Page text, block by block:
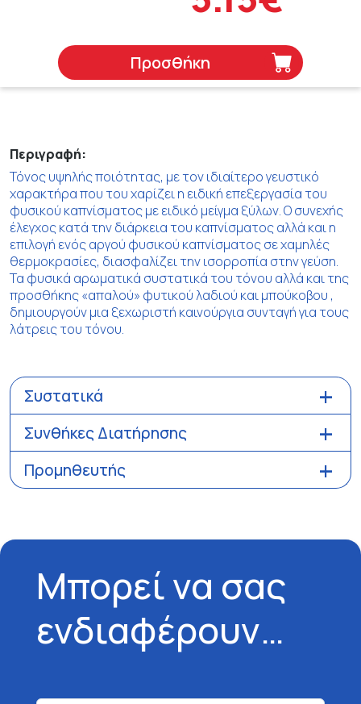
Προσθήκη
Περιγραφή:
Τόνος υψηλής ποιότητας, με τον ιδιαίτερο γευστικό
χαρακτήρα που του χαρίζει η ειδική επεξεργασία του
φυσικού καπνίσματος με ειδικό μείγμα ξύλων. Ο συνεχής
έλεγχος κατά την διάρκεια του καπνίσματος αλλά και η
επιλογή ενός αργού φυσικού καπνίσματος σε χαμηλές
θερμοκρασίες, διασφαλίζει την ισορροπία στην γεύση.
Τα φυσικά αρωματικά συστατικά του τόνου αλλά και της
προσθήκης «απαλού» φυτικού λαδιού και μπούκοβου ,
δημιουργούν μια ξεχωριστή καινούργια συνταγή για τους
λάτρεις του τόνου.
Συστατικά
Συνθήκες Διατήρησης
Προμηθευτής
Μπορεί να σας
ενδιαφέρουν…